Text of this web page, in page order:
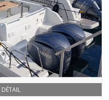
DÉTAIL